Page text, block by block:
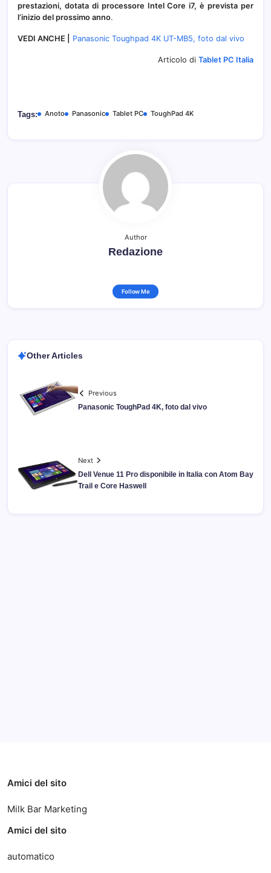
prestazioni, dotata di processore Intel Core i7, è prevista per
l’inizio del prossimo anno.
VEDI ANCHE | Panasonic Toughpad 4K UT-MB5, foto dal vivo
Articolo di Tablet PC Italia
Tags: Anoto Panasonic Tablet PC ToughPad 4K
Author
Redazione
Follow Me
Other Articles
Previous
Panasonic ToughPad 4K, foto dal vivo
Next
Dell Venue 11 Pro disponibile in Italia con Atom Bay
Trail e Core Haswell
Amici del sito
Milk Bar Marketing
Amici del sito
automatico